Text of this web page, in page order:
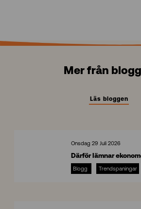
Mer från
Läs bloggen
Onsdag 29 Juli 2026
Därför lämnar
Blogg Trendspaningar